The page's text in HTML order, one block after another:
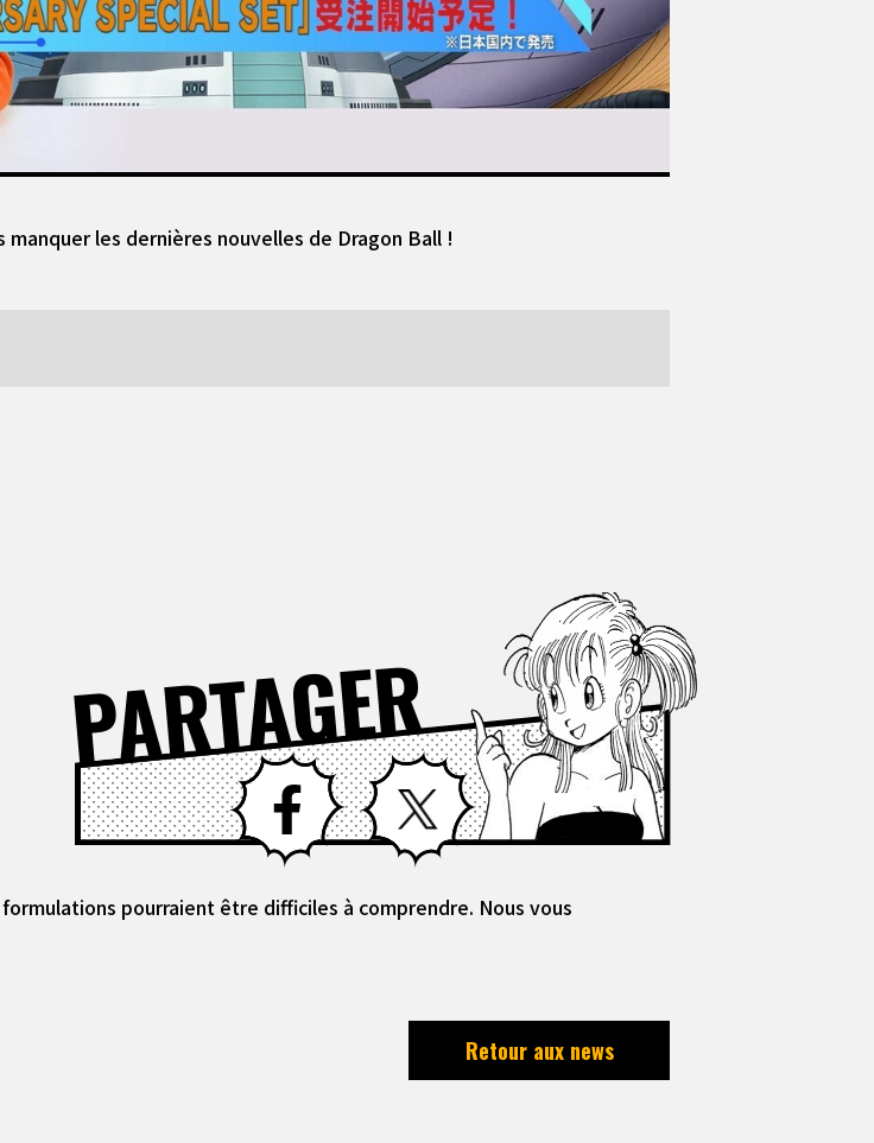
les dernières nouvelles de Dragon Ball !
PARTAGER
Facebook X
pourraient être difficiles à comprendre. Nous vous
Retour aux news